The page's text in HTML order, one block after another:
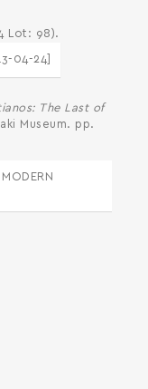
Lot: 98).
The Last of
Museum. pp.